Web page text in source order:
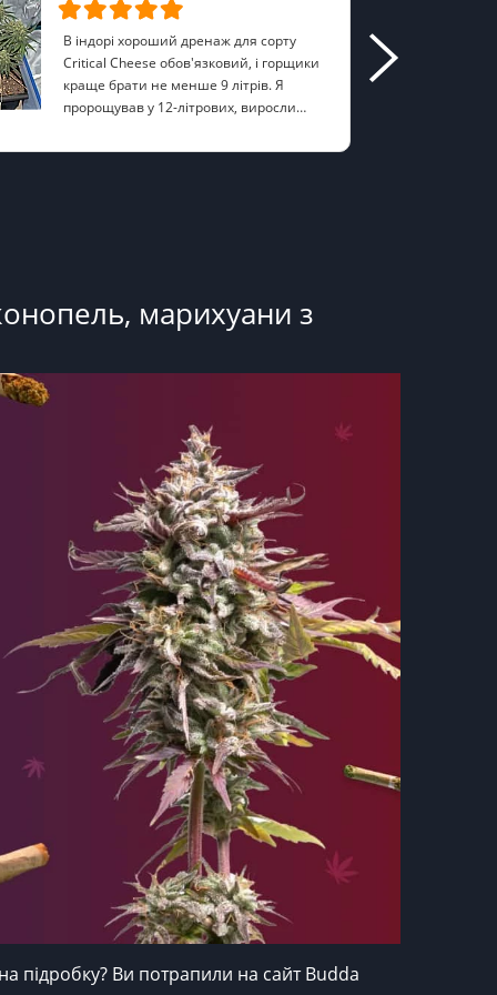
В індорі хороший дренаж для сорту
Critical Cheese обов'язковий, і горщики
краще брати не менше 9 літрів. Я
пророщував у 12-літрових, виросли
обережніше з азотом, я додавав зовсім
марихуани з
підробку? Ви потрапили на сайт Budda